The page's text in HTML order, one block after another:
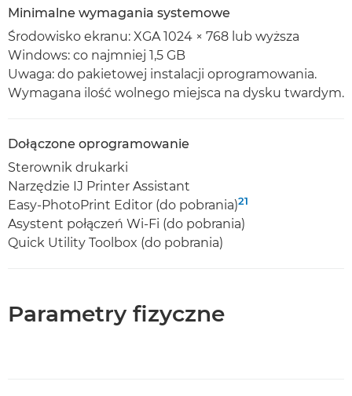
Minimalne wymagania systemowe
Środowisko ekranu: XGA 1024 × 768 lub wyższa
Windows: co najmniej 1,5 GB
Uwaga: do pakietowej instalacji oprogramowania.
Wymagana ilość wolnego miejsca na dysku twardym.
Dołączone oprogramowanie
Sterownik drukarki
Narzędzie IJ Printer Assistant
Easy-PhotoPrint Editor (do pobrania)21
Asystent połączeń Wi-Fi (do pobrania)
Quick Utility Toolbox (do pobrania)
Parametry fizyczne